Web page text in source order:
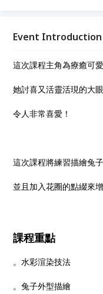
Event Introduction
這次課程主角為療癒可
她討喜又活靈活現的大
令人非常喜愛！
這次課程將練習描繪兔
並且加入花圈的點綴來
課程重點
。水彩渲染技法
。兔子外型描繪